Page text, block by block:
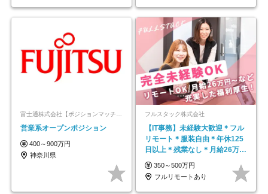
富士通株式会社【ポジションマッチ登録】
営業系オープンポジション
400～900万円
神奈川県
フルスタック株式会社
【IT事務】未経験大歓迎＊フル
リモート＊服装自由＊年休125
日以上＊残業なし＊月給26万円
以上
350～500万円
フルリモートあり